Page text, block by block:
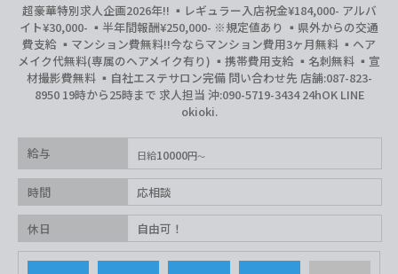
超豪華特別求人企画2026年‼︎ ▪️レギュラー入店祝金¥184,000- アルバ
イト¥30,000- ▪️半年間報酬¥250,000- ※規定値あり ▪️県外からの交通
費支給 ▪️マンション費無料‼︎今ならマンション費用3ヶ月無料 ▪️ヘア
メイク代無料(専属のヘアメイク有り) ▪️携帯費用支給 ▪️名刺無料 ▪️宣
材撮影費無料 ▪️自社エステサロン完備 問い合わせ先 店舗:087-823-
8950 19時から25時まで 求人担当 沖:090-5719-3434 24hOK LINE
okioki.
給与 日給10000円
時間 応相談
休日 自由可！